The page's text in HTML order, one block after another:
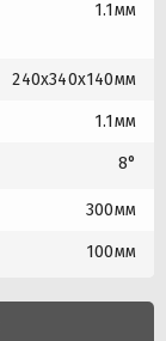
1.1мм
240x340x140мм
1.1мм
8°
300мм
100мм